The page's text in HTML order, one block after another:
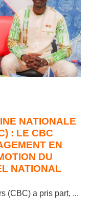
NATIONALE
: LE CBC
EN
DU
NATIONAL
(CBC) a pris part, ...